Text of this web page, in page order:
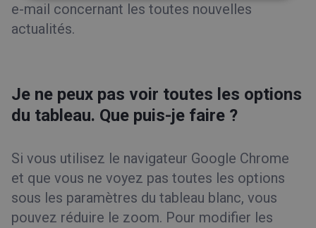
e-mail concernant les toutes nouvelles
actualités.
Je ne peux pas voir toutes les options
du tableau. Que puis-je faire ?
Si vous utilisez le navigateur Google Chrome
et que vous ne voyez pas toutes les options
sous les paramètres du tableau blanc, vous
pouvez réduire le zoom. Pour modifier les